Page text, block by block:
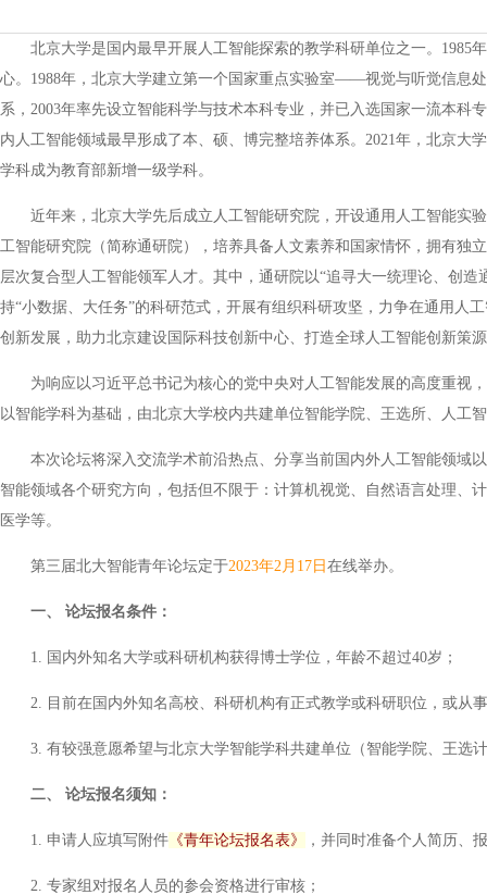
北京大学是国内最早开展人工智能探索的教学科研单位之一。1985
心。1988年，北京大学建立第一个国家重点实验室——视觉与听觉信息
系，2003年率先设立智能科学与技术本科专业，并已入选国家一流本科
内人工智能领域最早形成了本、硕、博完整培养体系。2021年，北京大
学科成为教育部新增一级学科。
近年来，北京大学先后成立人工智能研究院，开设通用人工智能实
工智能研究院（简称通研院），培养具备人文素养和国家情怀，拥有独
层次复合型人工智能领军人才。其中，通研院以“追寻大一统理论、创
持“小数据、大任务”的科研范式，开展有组织科研攻坚，力争在通用人
创新发展，助力北京建设国际科技创新中心、打造全球人工智能创新策
为响应以习近平总书记为核心的党中央对人工智能发展的高度重视
以智能学科为基础，由北京大学校内共建单位智能学院、王选所、人工
本次论坛将深入交流学术前沿热点、分享当前国内外人工智能领域
智能领域各个研究方向，包括但不限于：计算机视觉、自然语言处理、
医学等。
第三届北大智能青年论坛定于2023年2月17日 在线举办。
一、 论坛报名条件：
1. 国内外知名大学或科研机构获得博士学位，年龄不超过40岁；
2. 目前在国内外知名高校、科研机构有正式教学或科研职位，或从
3. 有较强意愿希望与北京大学智能学科共建单位（智能学院、王选
二、 论坛报名须知：
1. 申请人应填写附件 《青年论坛报名表》 ，并同时准备个人简历、
2. 专家组对报名人员的参会资格进行审核；